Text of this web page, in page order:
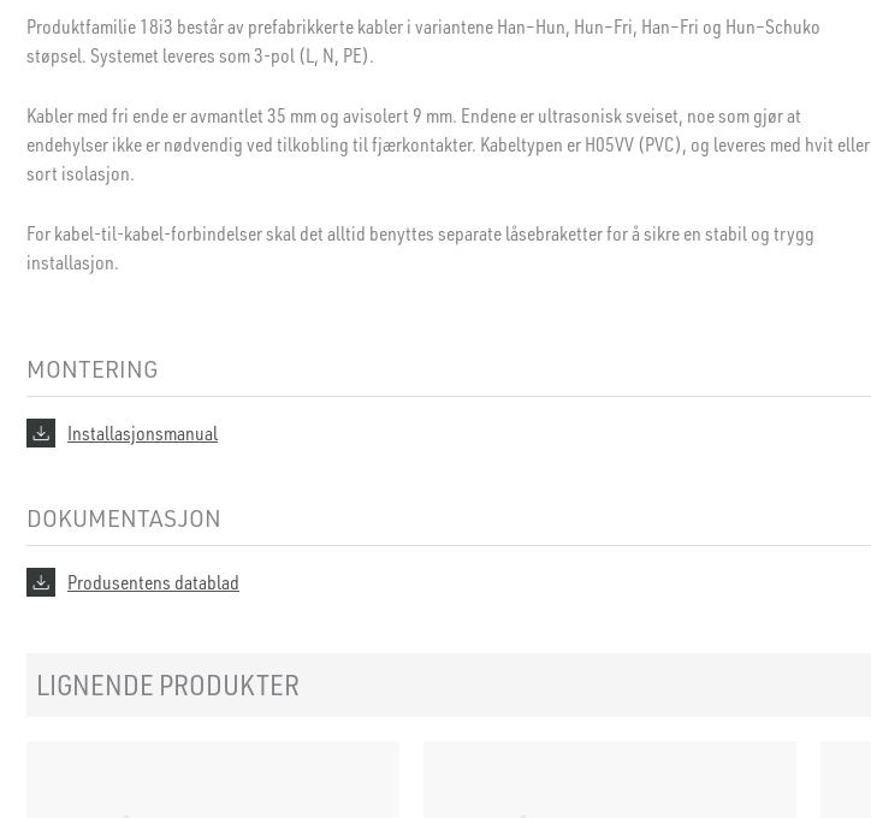
Produktfamilie 18i3 består av prefabrikkerte kabler i variantene Han–Hun, Hun–Fri, Han–Fri og Hun–Schuko
støpsel. Systemet leveres som 3-pol (L, N, PE).
Kabler med fri ende er avmantlet 35 mm og avisolert 9 mm. Endene er ultrasonisk sveiset, noe som gjør at
endehylser ikke er nødvendig ved tilkobling til fjærkontakter. Kabeltypen er H05VV (PVC), og leveres med hvit eller
sort isolasjon.
For kabel-til-kabel-forbindelser skal det alltid benyttes separate låsebraketter for å sikre en stabil og trygg
installasjon.
MONTERING
Installasjonsmanual
DOKUMENTASJON
Produsentens datablad
LIGNENDE PRODUKTER